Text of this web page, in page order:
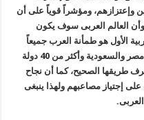
وإعتزازهم، ومؤشراً قوياً على أن
العالم العربى سوف يكون
الأول هو طمأنة العرب جميعاً
لأن أكثر من 16 دولة عربية تقف إلى جوار مصر والسعودية وأكثر من 40 دولة
تعرف طريقها الصحيح، كما أن نجاح
إجتياز مصاعبهم ولهذا ينبغى